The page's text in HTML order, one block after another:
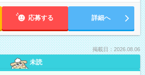
応募する 詳細へ
掲載日：2026.08.06
未読